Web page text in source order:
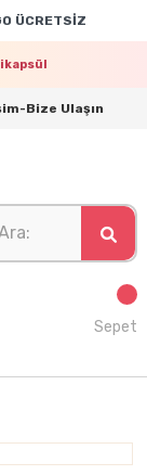
ÜCRETSİZ
Bize Ulaşın
Sepet